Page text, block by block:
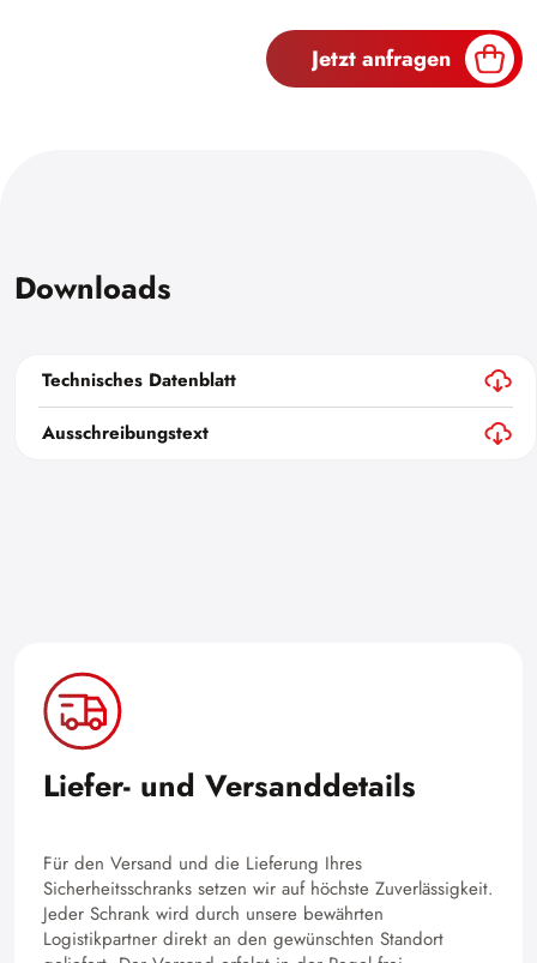
Jetzt anfragen
Downloads
Technisches Datenblatt
Ausschreibungstext
Liefer- und Versanddetails
Für den Versand und die Lieferung Ihres
Sicherheitsschranks setzen wir auf höchste Zuverlässigkeit.
Jeder Schrank wird durch unsere bewährten
Logistikpartner direkt an den gewünschten Standort